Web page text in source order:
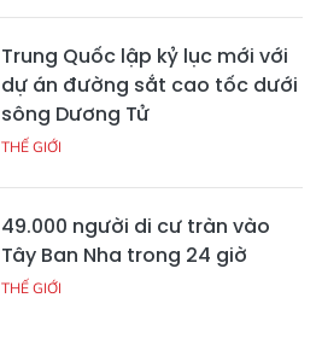
Trung Quốc lập kỷ lục mới với
dự án đường sắt cao tốc dưới
sông Dương Tử
THẾ GIỚI
49.000 người di cư tràn vào
Tây Ban Nha trong 24 giờ
THẾ GIỚI